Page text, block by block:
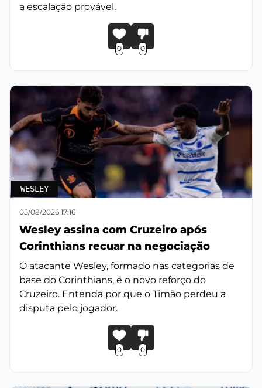
a escalação provável.
0 0
WESLEY
05/08/2026 17:16
Wesley assina com Cruzeiro após
Corinthians recuar na negociação
O atacante Wesley, formado nas categorias de
base do Corinthians, é o novo reforço do
Cruzeiro. Entenda por que o Timão perdeu a
disputa pelo jogador.
0 0